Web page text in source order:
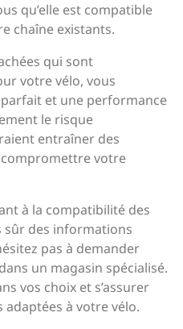
qu’elle est compatible
chaîne existants.
qui sont
votre vélo, vous
et une performance
le risque
entraîner des
votre
à la compatibilité des
sûr des informations
pas à demander
un magasin spécialisé.
vos choix et s’assurer
adaptées à votre vélo.